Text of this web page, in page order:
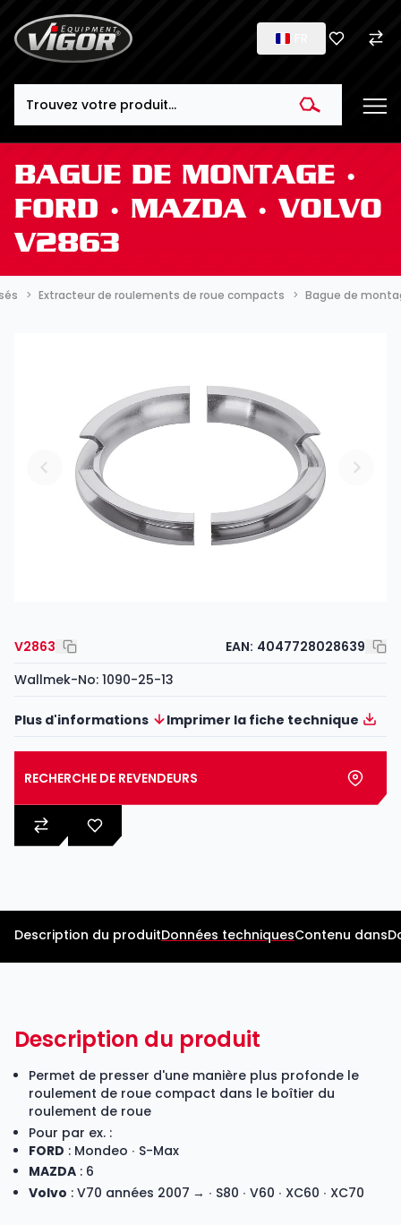
BAGUE DE MONTAGE ∙
FORD ∙ MAZDA ∙ VOLVO
V2863
Extracteur de roulements de roue compacts Bague de
V2863 EAN: 4047728028639
Wallmek-No: 1090-25-13
Plus d'informations Imprimer la fiche technique
RECHERCHE DE REVENDEURS
Description du produitDonnées techniquesContenu dans
Description du produit
Permet de presser d'une manière plus profonde le
roulement de roue compact dans le boîtier du
roulement de roue
Pour par ex. :
FORD : Mondeo ∙ S-Max
MAZDA : 6
Volvo : V70 années 2007 → ∙ S80 ∙ V60 ∙ XC60 ∙ XC70